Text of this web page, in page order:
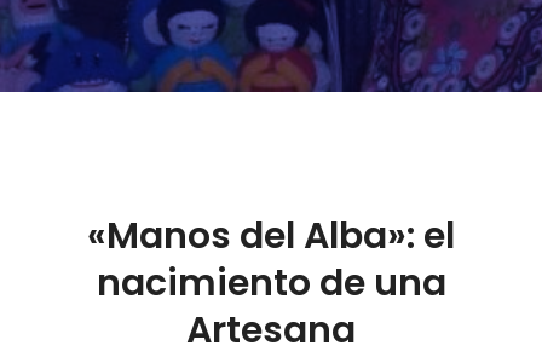
«Manos del Alba»: el
nacimiento de una
Artesana